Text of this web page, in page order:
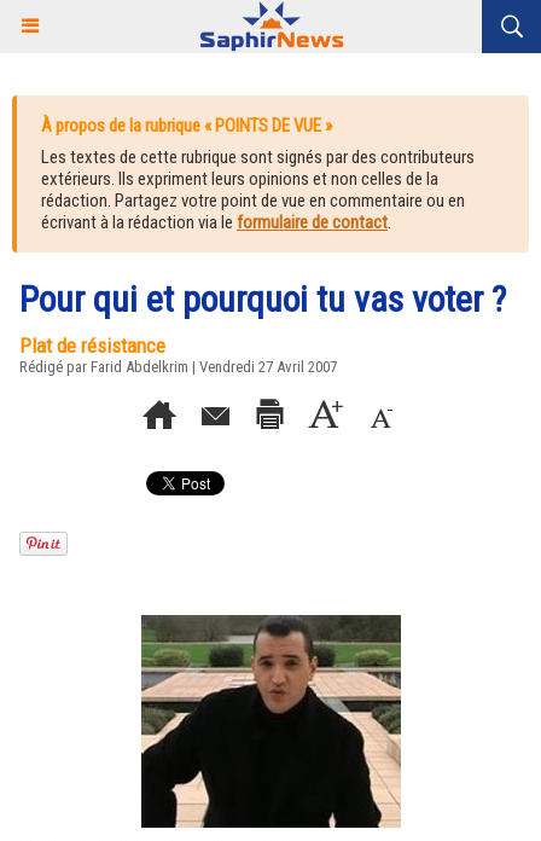
À propos de la rubrique « POINTS DE VUE »
Les textes de cette rubrique sont signés par des contributeurs
extérieurs. Ils expriment leurs opinions et non celles de la
rédaction. Partagez votre point de vue en commentaire ou en
écrivant à la rédaction via le formulaire de contact.
Pour qui et pourquoi tu vas voter ?
Plat de résistance
Rédigé par Farid Abdelkrim | Vendredi 27 Avril 2007